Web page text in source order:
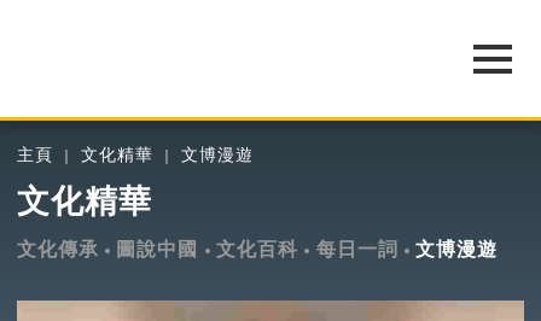
主頁 文化精華 文博漫遊
文化精華
文化傳承 圖說中國 文化百科 每日一詞 文博漫遊